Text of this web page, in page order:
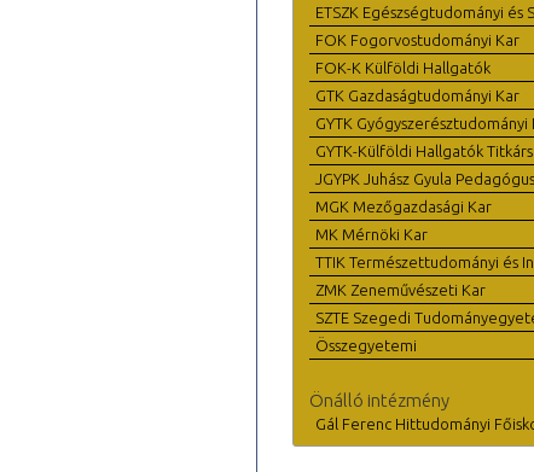
ETSZK Egészségtudományi és
FOK Fogorvostudományi Kar
FOK-K Külföldi Hallgatók
GTK Gazdaságtudományi Kar
GYTK Gyógyszerésztudományi
GYTK-Külföldi Hallgatók
JGYPK Juhász Gyula
MGK Mezőgazdasági Kar
MK Mérnöki Kar
TTIK Természettudományi és
ZMK Zeneművészeti Kar
SZTE Szegedi
Összegyetemi
Önálló intézmény
Gál Ferenc Hittudományi